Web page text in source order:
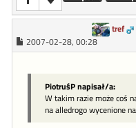
tref
2007-02-28, 00:28
PiotruśP napisał/a:
W takim razie może coś
na alledrogo wycenione